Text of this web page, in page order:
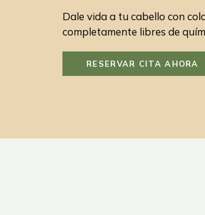
Dale vida a tu cabello con
completamente libres de
RESERVAR CITA AHORA